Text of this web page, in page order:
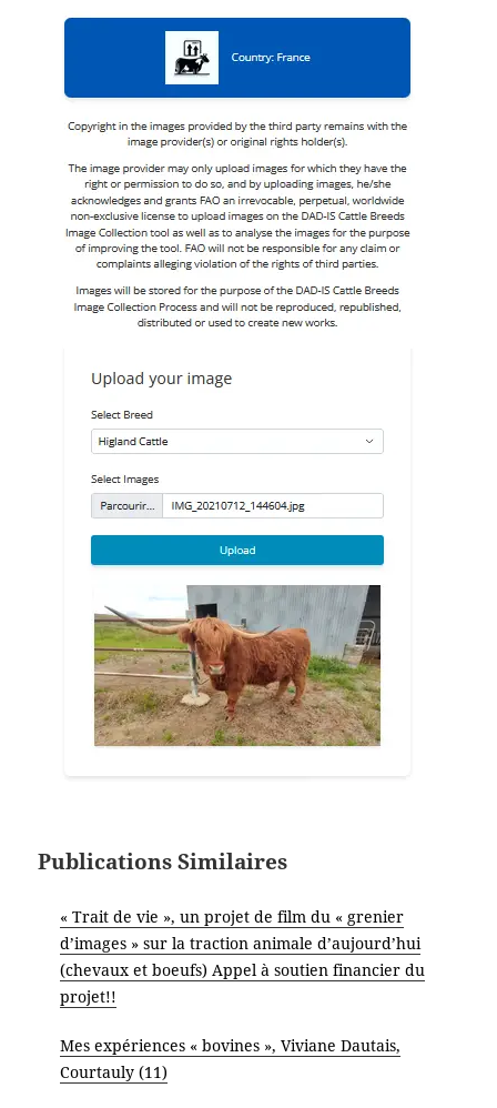
Publications Similaires
« Trait de vie », un projet de film du « grenier
d’images » sur la traction animale d’aujourd’hui
(chevaux et boeufs) Appel à soutien financier du
projet!!
Mes expériences « bovines », Viviane Dautais,
Courtauly (11)